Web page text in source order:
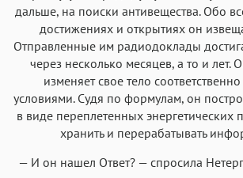
дальше, на поиски антивещества. Обо
достижениях и открытиях он
Отправленные им радиодоклады
через несколько месяцев, а то и лет.
изменяет свое тело
условиями. Судя по формулам, он
в виде переплетенных энергетических
хранить и перерабатывать
— И он нашел Ответ? — спросила